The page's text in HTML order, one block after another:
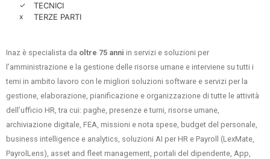
✓ TECNICI
x TERZE PARTI
Inaz è specialista da oltre 75 anni in servizi e soluzioni per
l’amministrazione e la gestione delle risorse umane e interviene su tutti i
temi in ambito lavoro con le migliori soluzioni software e servizi per la
gestione, elaborazione, pianificazione e organizzazione di tutte le attività
dell’ufficio HR, tra cui: paghe, presenze e turni, risorse umane,
archiviazione digitale, FEA, missioni e nota spese, budget del personale,
business intelligence e analytics, soluzioni AI per HR e Payroll (LexMate,
PayrolLens), asset and fleet management, portali del dipendente, App,